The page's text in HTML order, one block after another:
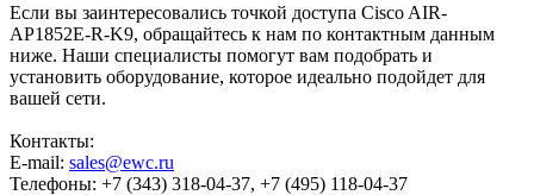
Если вы заинтересовались точкой доступа Cisco AIR-
AP1852E-R-K9, обращайтесь к нам по контактным данным
ниже. Наши специалисты помогут вам подобрать и
установить оборудование, которое идеально подойдет для
вашей сети.
Контакты:
E-mail: sales@ewc.ru
Телефоны: +7 (343) 318-04-37, +7 (495) 118-04-37